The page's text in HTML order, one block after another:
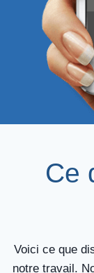
Ce
Voici ce que
notre travail.